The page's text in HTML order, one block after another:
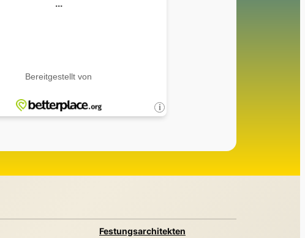
Festungsarchitekten